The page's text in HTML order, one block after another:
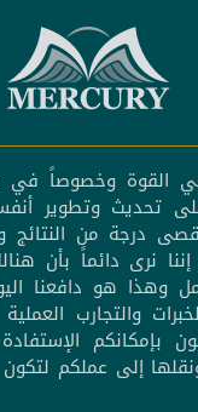
القوة وخصوصاً في
تحديث وتطوير
درجة من النتائج
إننا نرى دائماً بأن
وهذا هو دافعنا
والتجارب
بإمكانكم
إلى عملكم